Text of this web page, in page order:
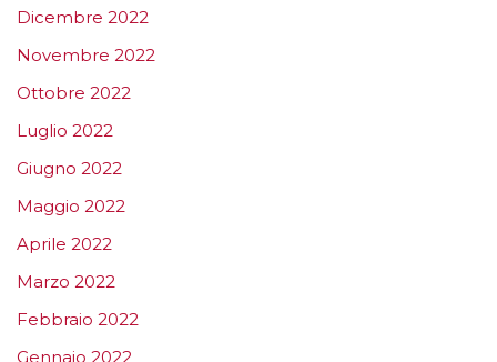
Dicembre 2022
Novembre 2022
Ottobre 2022
Luglio 2022
Giugno 2022
Maggio 2022
Aprile 2022
Marzo 2022
Febbraio 2022
Gennaio 2022